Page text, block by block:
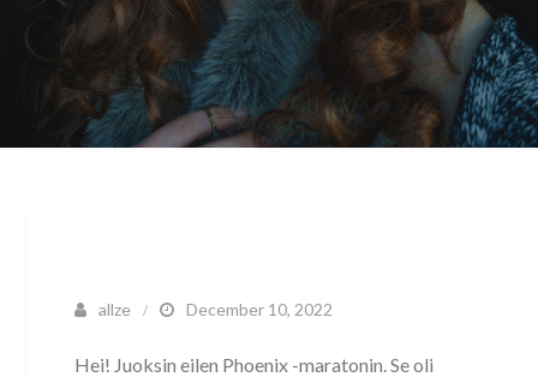
allze December 10, 2022
Hei! Juoksin eilen Phoenix -maratonin. Se oli